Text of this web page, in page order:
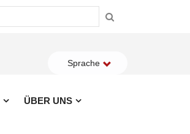
Sprache
ÜBER UNS